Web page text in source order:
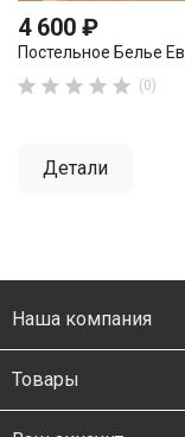
4 600 ₽
Постельное Белье
     (0)
Детали
Наша компания
Товары